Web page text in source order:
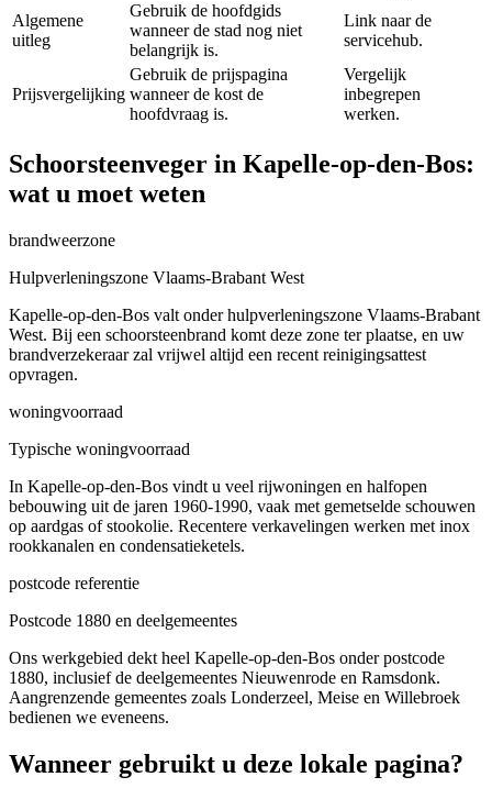
Algemene
uitleg
Gebruik de hoofdgids
wanneer de stad nog niet
belangrijk is.
Link naar de
servicehub.
Prijsvergelijking
Gebruik de prijspagina
wanneer de kost de
hoofdvraag is.
Vergelijk
inbegrepen
werken.
Schoorsteenveger in Kapelle-op-den-Bos:
wat u moet weten
brandweerzone
Hulpverleningszone Vlaams-Brabant West
Kapelle-op-den-Bos valt onder hulpverleningszone Vlaams-Brabant
West. Bij een schoorsteenbrand komt deze zone ter plaatse, en uw
brandverzekeraar zal vrijwel altijd een recent reinigingsattest
opvragen.
woningvoorraad
Typische woningvoorraad
In Kapelle-op-den-Bos vindt u veel rijwoningen en halfopen
bebouwing uit de jaren 1960-1990, vaak met gemetselde schouwen
op aardgas of stookolie. Recentere verkavelingen werken met inox
rookkanalen en condensatieketels.
postcode referentie
Postcode 1880 en deelgemeentes
Ons werkgebied dekt heel Kapelle-op-den-Bos onder postcode
1880, inclusief de deelgemeentes Nieuwenrode en Ramsdonk.
Aangrenzende gemeentes zoals Londerzeel, Meise en Willebroek
bedienen we eveneens.
Wanneer gebruikt u deze lokale pagina?